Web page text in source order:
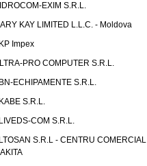
EXIM S.R.L.
KAY LIMITED L.L.C. - Moldova
Impex
PRO COMPUTER S.R.L.
ECHIPAMENTE S.R.L.
S.R.L.
COM S.R.L.
S.R.L - CENTRU COMERCIAL